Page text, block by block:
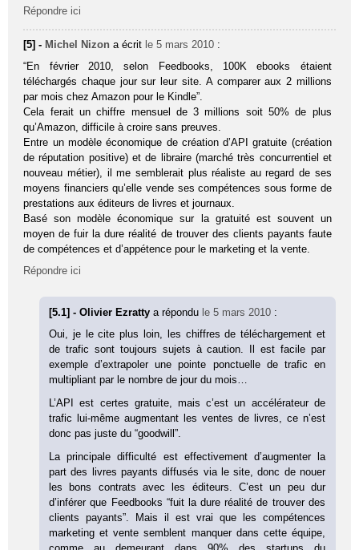
Répondre ici
[5] - Michel Nizon a écrit le 5 mars 2010 :
“En février 2010, selon Feedbooks, 100K ebooks étaient
téléchargés chaque jour sur leur site. A comparer aux 2 millions
par mois chez Amazon pour le Kindle”.
Cela ferait un chiffre mensuel de 3 millions soit 50% de plus
qu’Amazon, difficile à croire sans preuves.
Entre un modèle économique de création d’API gratuite (création
de réputation positive) et de libraire (marché très concurrentiel et
nouveau métier), il me semblerait plus réaliste au regard de ses
moyens financiers qu’elle vende ses compétences sous forme de
prestations aux éditeurs de livres et journaux.
Basé son modèle économique sur la gratuité est souvent un
moyen de fuir la dure réalité de trouver des clients payants faute
de compétences et d’appétence pour le marketing et la vente.
Répondre ici
[5.1] - Olivier Ezrattya répondu le 5 mars 2010 :
Oui, je le cite plus loin, les chiffres de téléchargement et
de trafic sont toujours sujets à caution. Il est facile par
exemple d’extrapoler une pointe ponctuelle de trafic en
multipliant par le nombre de jour du mois…
L’API est certes gratuite, mais c’est un accélérateur de
trafic lui-même augmentant les ventes de livres, ce n’est
donc pas juste du “goodwill”.
La principale difficulté est effectivement d’augmenter la
part des livres payants diffusés via le site, donc de nouer
les bons contrats avec les éditeurs. C’est un peu dur
d’inférer que Feedbooks “fuit la dure réalité de trouver des
clients payants”. Mais il est vrai que les compétences
marketing et vente semblent manquer dans cette équipe,